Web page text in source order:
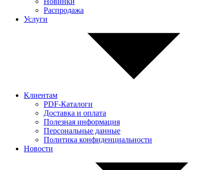
Распродажа
Услуги
Клиентам
PDF-Каталоги
Доставка и оплата
Полезная информация
Персональные данные
Политика конфиденциальности
Новости